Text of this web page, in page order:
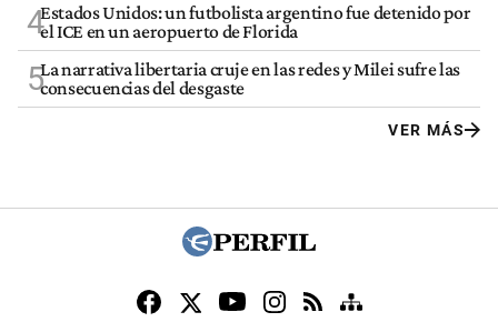
4Estados Unidos: un futbolista argentino fue detenido por
el ICE en un aeropuerto de Florida
5La narrativa libertaria cruje en las redes y Milei sufre las
consecuencias del desgaste
VER MÁS